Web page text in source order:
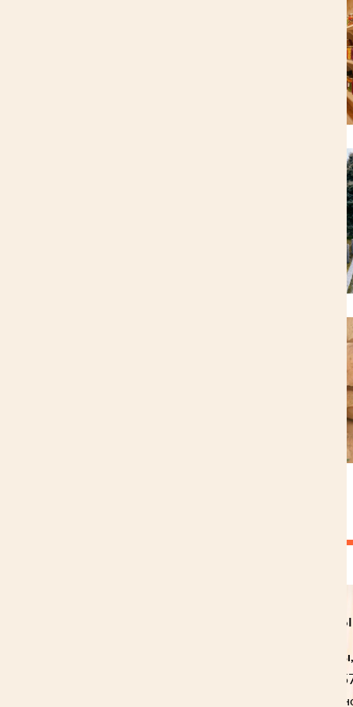
Наши контакты
+7 (920) 157
(Мария